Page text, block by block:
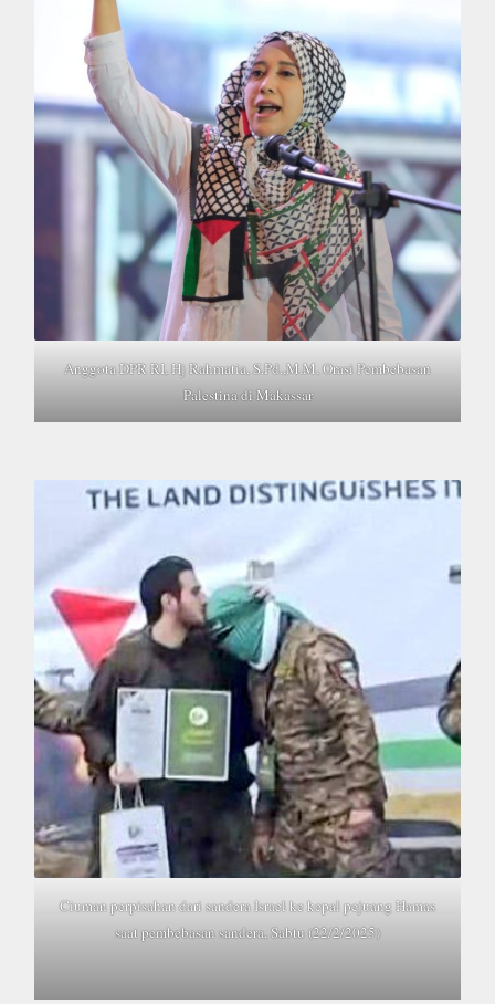
Anggota DPR RI, Hj Rahmatia, S.Pd.,M.M, Orasi Pembebasan
Palestina di Makassar
Ciuman perpisahan dari sandera Israel ke kepal pejuang Hamas
saat pembebasan sandera, Sabtu (22/2/2025)